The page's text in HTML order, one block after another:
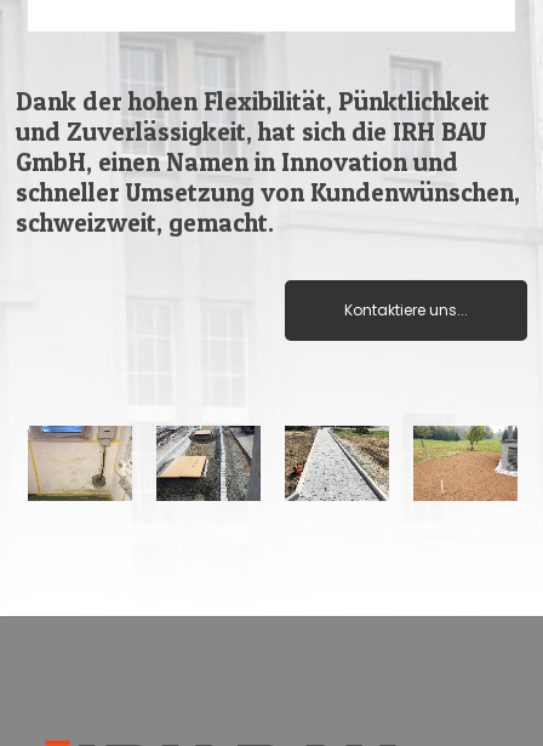
Dank der hohen Flexibilität, Pünktlichkeit
und Zuverlässigkeit, hat sich die IRH BAU
GmbH, einen Namen in Innovation und
schneller Umsetzung von Kundenwünschen,
schweizweit, gemacht.
Kontaktiere uns...